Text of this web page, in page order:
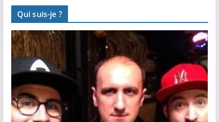
Qui suis-je ?